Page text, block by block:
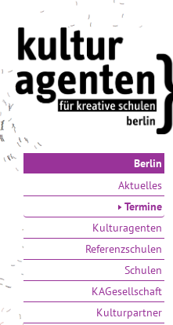
Berlin
Aktuelles
Termine
Kulturagenten
Referenzschulen
Schulen
KAGesellschaft
Kulturpartner